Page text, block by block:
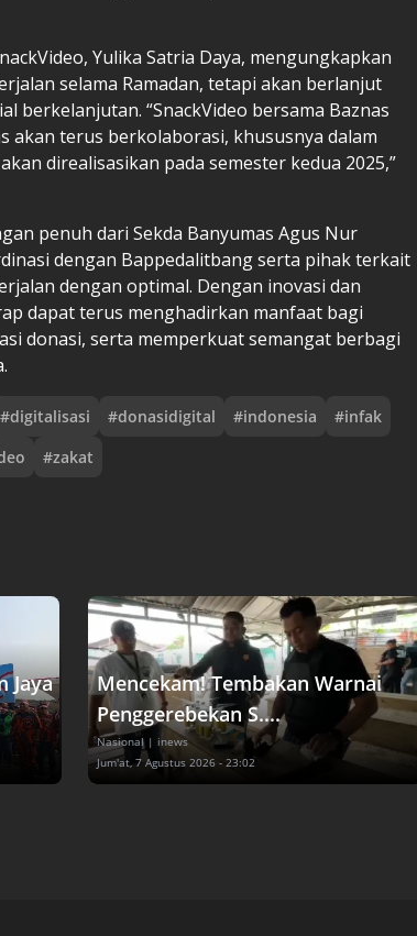
Yulika Satria Daya, mengungkapkan
selama Ramadan, tetapi akan berlanjut
berkelanjutan. “SnackVideo bersama Baznas
akan terus berkolaborasi, khususnya dalam
direalisasikan pada semester kedua 2025,”
penuh dari Sekda Banyumas Agus Nur
dengan Bappedalitbang serta pihak terkait
dengan optimal. Dengan inovasi dan
dapat terus menghadirkan manfaat bagi
donasi, serta memperkuat semangat berbagi
#digitalisasi #donasidigital #indonesia #infak
#zakat
Jaya
Mencekam! Tembakan Warnai
Penggerebekan S....
Nasional | inews
Jum'at, 7 Agustus 2026 - 23:02